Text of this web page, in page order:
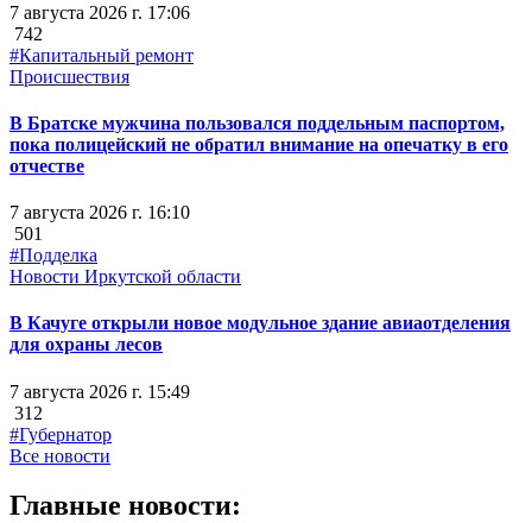
7 августа 2026 г. 17:06
742
#Капитальный ремонт
Происшествия
В Братске мужчина пользовался поддельным паспортом,
пока полицейский не обратил внимание на опечатку в его
отчестве
7 августа 2026 г. 16:10
501
#Подделка
Новости Иркутской области
В Качуге открыли новое модульное здание авиаотделения
для охраны лесов
7 августа 2026 г. 15:49
312
#Губернатор
Все новости
Главные новости: